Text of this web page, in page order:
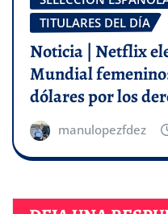
TITULARES DEL DÍA
Noticia | Netflix
Mundial
dólares por los
manulopezfdez